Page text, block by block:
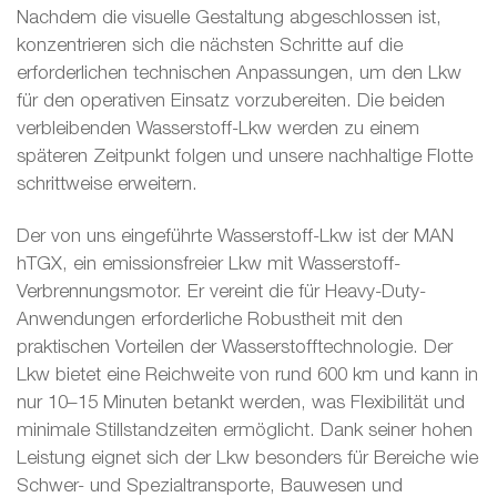
Nachdem die visuelle Gestaltung abgeschlossen ist,
konzentrieren sich die nächsten Schritte auf die
erforderlichen technischen Anpassungen, um den Lkw
für den operativen Einsatz vorzubereiten. Die beiden
verbleibenden Wasserstoff-Lkw werden zu einem
späteren Zeitpunkt folgen und unsere nachhaltige Flotte
schrittweise erweitern.
Der von uns eingeführte Wasserstoff-Lkw ist der MAN
hTGX, ein emissionsfreier Lkw mit Wasserstoff-
Verbrennungsmotor. Er vereint die für Heavy-Duty-
Anwendungen erforderliche Robustheit mit den
praktischen Vorteilen der Wasserstofftechnologie. Der
Lkw bietet eine Reichweite von rund 600 km und kann in
nur 10–15 Minuten betankt werden, was Flexibilität und
minimale Stillstandzeiten ermöglicht. Dank seiner hohen
Leistung eignet sich der Lkw besonders für Bereiche wie
Schwer- und Spezialtransporte, Bauwesen und